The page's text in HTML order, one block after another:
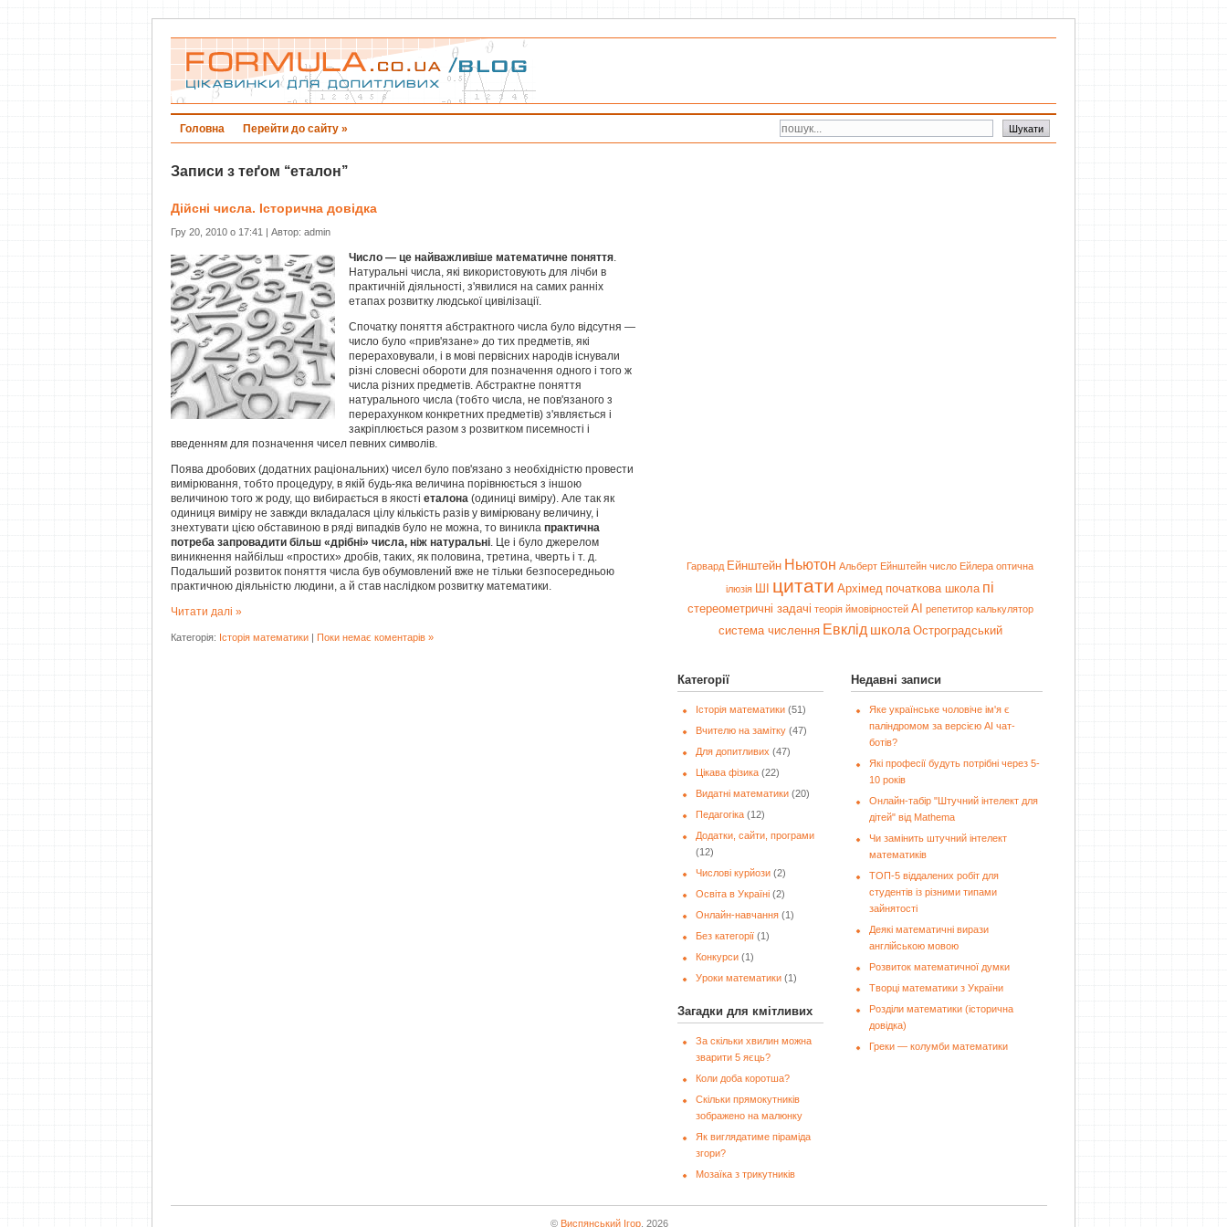
Головна Перейти до сайту »
Записи з теґом ‘‘еталон’’
Дійсні числа. Історична довідка
Гру 20, 2010 о 17:41 | Автор: admin
Число — це найважливіше математичне поняття.
Натуральні числа, які використовують для лічби в
практичній діяльності, з'явилися на самих ранніх
етапах розвитку людської цивілізації.
Спочатку поняття абстрактного числа було відсутня —
число було «прив'язане» до тих предметів, які
перераховували, і в мові первісних народів існували
різні словесні обороти для позначення одного і того ж
числа різних предметів. Абстрактне поняття
натурального числа (тобто числа, не пов'язаного з
перерахунком конкретних предметів) з'являється і
закріплюється разом з розвитком писемності і
введенням для позначення чисел певних символів.
Поява дробових (додатних раціональних) чисел було пов'язано з необхідністю провести
вимірювання, тобто процедуру, в якій будь-яка величина порівнюється з іншою
величиною того ж роду, що вибирається в якості еталона (одиниці виміру). Але так як
одиниця виміру не завжди вкладалася цілу кількість разів у вимірювану величину, і
знехтувати цією обставиною в ряді випадків було не можна, то виникла практична
потреба запровадити більш «дрібні» числа, ніж натуральні. Це і було джерелом
виникнення найбільш «простих» дробів, таких, як половина, третина, чверть і т. д.
Подальший розвиток поняття числа був обумовлений вже не тільки безпосередньою
практичною діяльністю людини, а й став наслідком розвитку математики.
Читати далі »
Категорія: Історія математики Поки немає коментарів »
Гарвард Ейнштейн Ньютон Альберт Ейнштейн число Ейлера оптична
ілюзія ШІ цитати Архімед початкова школа пі
стереометричні задачі теорія ймовірностей AI репетитор калькулятор
система числення Евклід школа Остроградський
Категорії
Історія математики (51)
Вчителю на замітку (47)
Для допитливих (47)
Цікава фізика (22)
Видатні математики (20)
Педагогіка (12)
Додатки, сайти, програми
(12)
Числові курйози (2)
Освіта в Україні (2)
Онлайн-навчання (1)
Без категорії (1)
Конкурси (1)
Уроки математики (1)
Загадки для кмітливих
За скільки хвилин можна
зварити 5 яєць?
Коли доба коротша?
Скільки прямокутників
зображено на малюнку
Як виглядатиме піраміда
згори?
Мозаїка з трикутників
Недавні записи
Яке українське чоловіче ім'я є
паліндромом за версією AI чат-
ботів?
Які професії будуть потрібні через 5-
10 років
Онлайн-табір "Штучний інтелект для
дітей" від Mathema
Чи замінить штучний інтелект
математиків
ТОП-5 віддалених робіт для
студентів із різними типами
зайнятості
Деякі математичні вирази
англійською мовою
Розвиток математичної думки
Творці математики з України
Розділи математики (історична
довідка)
Греки — колумби математики
© Виспянський Ігор, 2026